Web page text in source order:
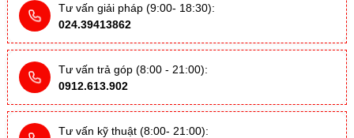
Tư vấn giải pháp (9:00- 18:30):
024.39413862
Tư vấn trả góp (8:00 - 21:00):
0912.613.902
Tư vấn kỹ thuật (8:00- 21:00):